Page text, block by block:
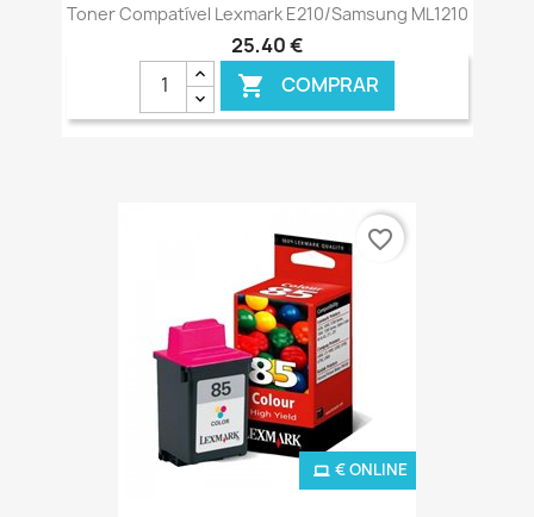
Toner Compatível Lexmark E210/Samsung ML1210
25,40 €
 COMPRAR
€ ONLINE
favorite_border